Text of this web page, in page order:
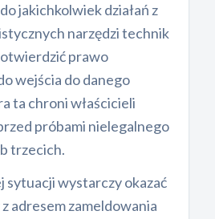
jakichkolwiek działań z
narzędzi technik
prawo
wejścia do danego
ta chroni właścicieli
próbami nielegalnego
trzecich.
sytuacji wystarczy okazać
adresem zameldowania